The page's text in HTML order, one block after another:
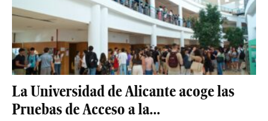
La Universidad de Alicante acoge las
Pruebas de Acceso a la...